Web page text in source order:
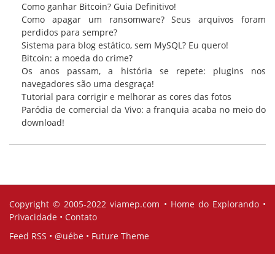
Como ganhar Bitcoin? Guia Definitivo!
Como apagar um ransomware? Seus arquivos foram
perdidos para sempre?
Sistema para blog estático, sem MySQL? Eu quero!
Bitcoin: a moeda do crime?
Os anos passam, a história se repete: plugins nos
navegadores são uma desgraça!
Tutorial para corrigir e melhorar as cores das fotos
Paródia de comercial da Vivo: a franquia acaba no meio do
download!
Copyright © 2005-2022viamep.com • Home do Explorando•
Privacidade • Contato
Feed RSS • @uébe • Future Theme